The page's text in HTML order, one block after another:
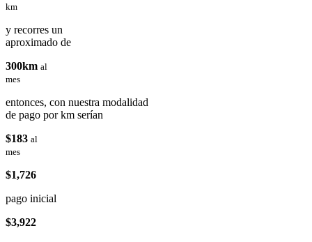
km
y recorres un
aproximado de
300km al
mes
entonces, con nuestra modalidad
de pago por km serían
$183 al
mes
$1,726
pago inicial
$3,922